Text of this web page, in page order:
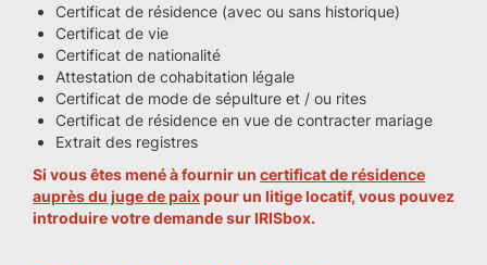
Certificat de résidence (avec ou sans historique)
Certificat de vie
Certificat de nationalité
Attestation de cohabitation légale
Certificat de mode de sépulture et / ou rites
Certificat de résidence en vue de contracter mariage
Extrait des registres
Si vous êtes mené à fournir un certificat de résidence
auprès du juge de paixpour un litige locatif, vous pouvez
introduire votre demande sur IRISbox.